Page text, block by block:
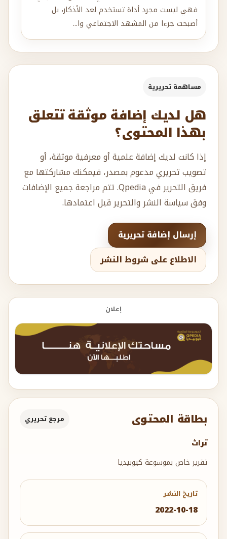
بطاقة المحتوى مرجع تحريري
تراث
تقرير خاص بموسوعة كيوبيديا
تاريخ النشر
2022-10-18
فهي ليست مجرد أداة تستخدم لعد الأذكار، بل
أصبحت جزءا من المشهد الاجتماعي وا...
مساهمة تحريرية
هل لديك إضافة موثقة تتعلق
بهذا المحتوى؟
إذا كانت لديك إضافة علمية أو معرفية موثقة، أو
تصويب تحريري مدعوم بمصدر، فيمكنك مشاركتها مع
فريق التحرير في Qpedia. تتم مراجعة جميع الإضافات
وفق سياسة النشر والتحرير قبل اعتمادها.
إرسال إضافة تحريرية
الاطلاع على شروط النشر
إعلان